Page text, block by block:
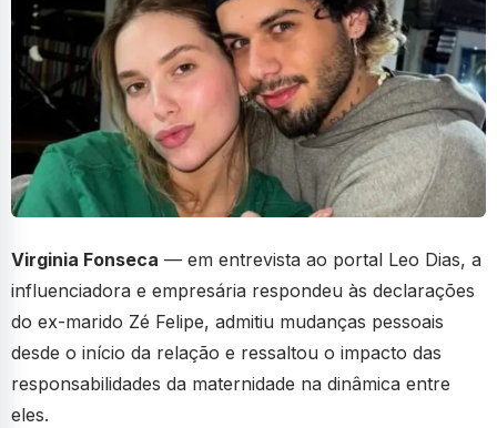
Virginia Fonseca — em entrevista ao portal Leo Dias, a
influenciadora e empresária respondeu às declarações
do ex-marido Zé Felipe, admitiu mudanças pessoais
desde o início da relação e ressaltou o impacto das
responsabilidades da maternidade na dinâmica entre
eles.